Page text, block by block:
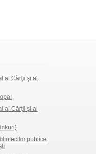
al Cărţii şi al
al Cărţii şi al
publice